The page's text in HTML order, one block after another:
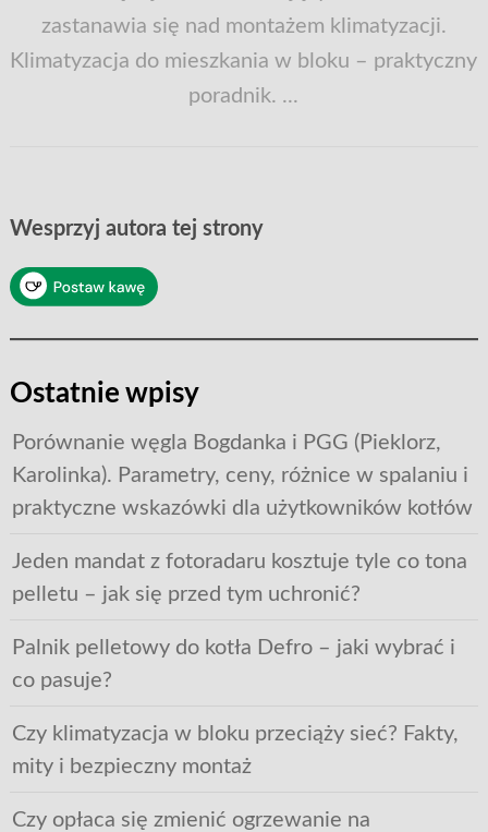
zastanawia się nad montażem klimatyzacji.
Klimatyzacja do mieszkania w bloku – praktyczny
poradnik. ...
Wesprzyj autora tej strony
Ostatnie wpisy
Porównanie węgla Bogdanka i PGG (Pieklorz,
Karolinka). Parametry, ceny, różnice w spalaniu i
praktyczne wskazówki dla użytkowników kotłów
Jeden mandat z fotoradaru kosztuje tyle co tona
pelletu – jak się przed tym uchronić?
Palnik pelletowy do kotła Defro – jaki wybrać i
co pasuje?
Czy klimatyzacja w bloku przeciąży sieć? Fakty,
mity i bezpieczny montaż
Czy opłaca się zmienić ogrzewanie na